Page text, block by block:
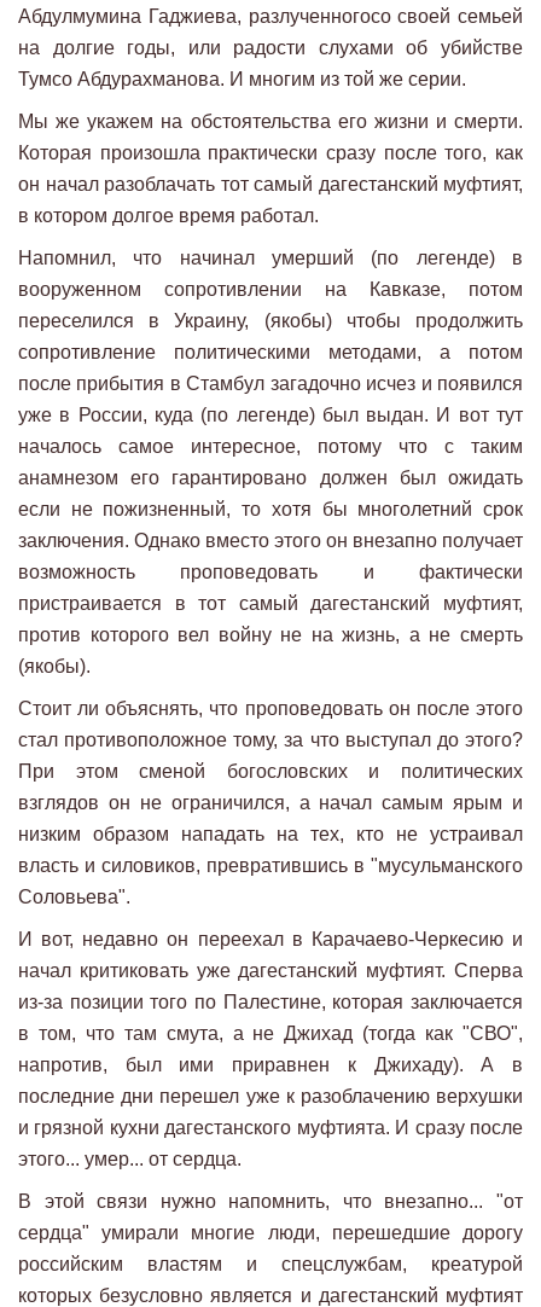
Абдулмумина Гаджиева, разлученногосо своей семьей
на долгие годы, или радости слухами об убийстве
Тумсо Абдурахманова. И многим из той же серии.
Мы же укажем на обстоятельства его жизни и смерти.
Которая произошла практически сразу после того, как
он начал разоблачать тот самый дагестанский муфтият,
в котором долгое время работал.
Напомнил, что начинал умерший (по легенде) в
вооруженном сопротивлении на Кавказе, потом
переселился в Украину, (якобы) чтобы продолжить
сопротивление политическими методами, а потом
после прибытия в Стамбул загадочно исчез и появился
уже в России, куда (по легенде) был выдан. И вот тут
началось самое интересное, потому что с таким
анамнезом его гарантировано должен был ожидать
если не пожизненный, то хотя бы многолетний срок
заключения. Однако вместо этого он внезапно получает
возможность проповедовать и фактически
пристраивается в тот самый дагестанский муфтият,
против которого вел войну не на жизнь, а не смерть
(якобы).
Стоит ли объяснять, что проповедовать он после этого
стал противоположное тому, за что выступал до этого?
При этом сменой богословских и политических
взглядов он не ограничился, а начал самым ярым и
низким образом нападать на тех, кто не устраивал
власть и силовиков, превратившись в "мусульманского
Соловьева".
И вот, недавно он переехал в Карачаево-Черкесию и
начал критиковать уже дагестанский муфтият. Сперва
из-за позиции того по Палестине, которая заключается
в том, что там смута, а не Джихад (тогда как "СВО",
напротив, был ими приравнен к Джихаду). А в
последние дни перешел уже к разоблачению верхушки
и грязной кухни дагестанского муфтията. И сразу после
этого... умер... от сердца.
В этой связи нужно напомнить, что внезапно... "от
сердца" умирали многие люди, перешедшие дорогу
российским властям и спецслужбам, креатурой
которых безусловно является и дагестанский муфтият